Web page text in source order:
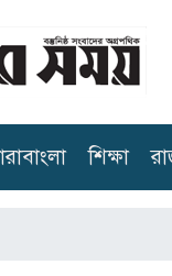
শিক্ষা